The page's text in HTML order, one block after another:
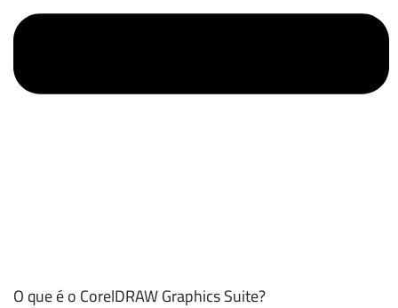
O que é o CorelDRAW Graphics Suite?